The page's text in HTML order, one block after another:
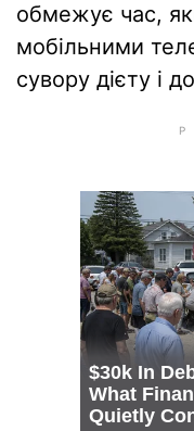
обмежує час,
мобільними
сувору дієту і